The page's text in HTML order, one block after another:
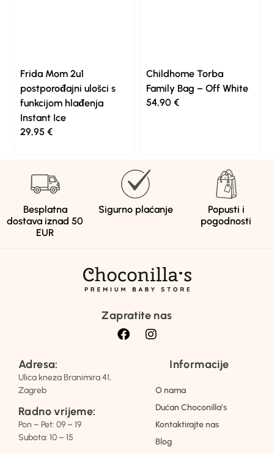
Frida Mom 2u1
postporođajni ulošci s
funkcijom hlađenja
Instant Ice
29,95€
Childhome Torba
Family Bag – Off White
54,90 €
Besplatna
dostava iznad 50
EUR
Sigurno plaćanje
Popusti i
pogodnosti
Zapratite nas
Adresa:
Ulica kneza Branimira 41,
Zagreb
Radno vrijeme:
Pon – Pet: 09 – 19
Subota: 10 – 15
Informacije
O nama
Dućan Choconilla’s
Kontaktirajte nas
Blog